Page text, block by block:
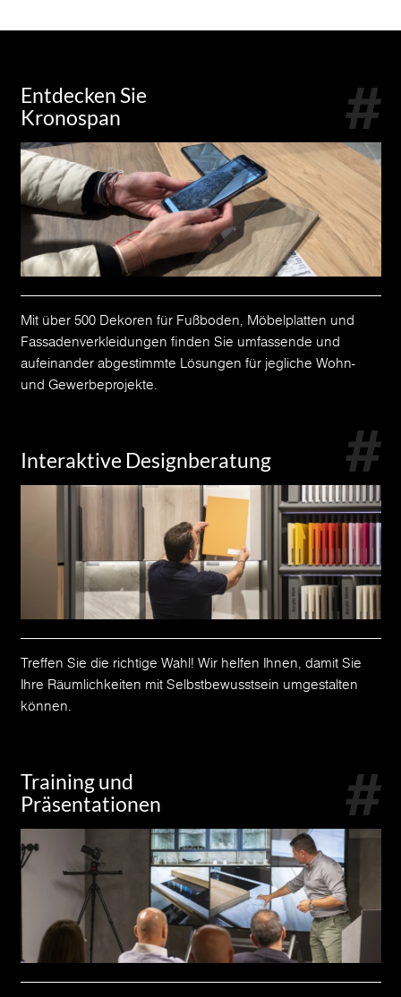
Entdecken Sie
Kronospan
Mit über 500 Dekoren für Fußboden, Möbelplatten und
Fassadenverkleidungen finden Sie umfassende und
aufeinander abgestimmte Lösungen für jegliche Wohn-
und Gewerbeprojekte.
Interaktive Designberatung
Treffen Sie die richtige Wahl! Wir helfen Ihnen, damit Sie
Ihre Räumlichkeiten mit Selbstbewusstsein umgestalten
können.
Training und
Präsentationen